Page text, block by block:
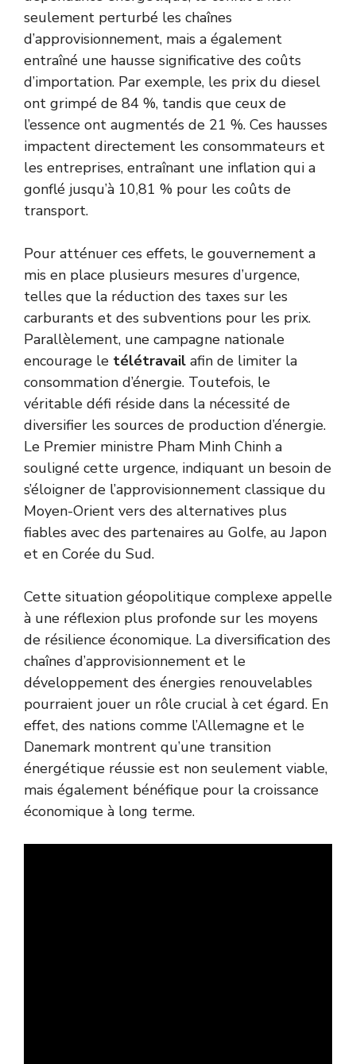
seulement perturbé les chaînes
d’approvisionnement, mais a également
entraîné une hausse significative des coûts
d’importation. Par exemple, les prix du diesel
ont grimpé de 84 %, tandis que ceux de
l’essence ont augmentés de 21 %. Ces hausses
impactent directement les consommateurs et
les entreprises, entraînant une inflation qui a
gonflé jusqu’à 10,81 % pour les coûts de
transport.
Pour atténuer ces effets, le gouvernement a
mis en place plusieurs mesures d’urgence,
telles que la réduction des taxes sur les
carburants et des subventions pour les prix.
Parallèlement, une campagne nationale
encourage le télétravail afin de limiter la
consommation d’énergie. Toutefois, le
véritable défi réside dans la nécessité de
diversifier les sources de production d’énergie.
Le Premier ministre Pham Minh Chinh a
souligné cette urgence, indiquant un besoin de
s’éloigner de l’approvisionnement classique du
Moyen-Orient vers des alternatives plus
fiables avec des partenaires au Golfe, au Japon
et en Corée du Sud.
Cette situation géopolitique complexe appelle
à une réflexion plus profonde sur les moyens
de résilience économique. La diversification des
chaînes d’approvisionnement et le
développement des énergies renouvelables
pourraient jouer un rôle crucial à cet égard. En
effet, des nations comme l’Allemagne et le
Danemark montrent qu’une transition
énergétique réussie est non seulement viable,
mais également bénéfique pour la croissance
économique à long terme.